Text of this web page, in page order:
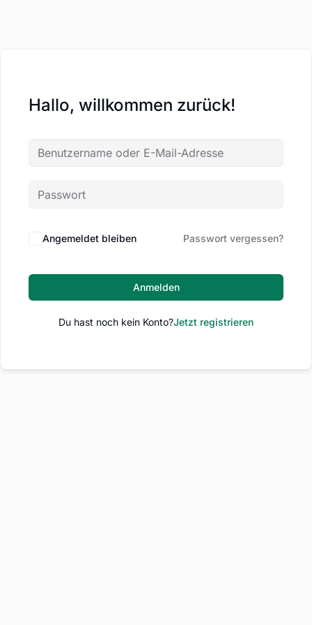
Hallo, willkommen zurück!
Angemeldet bleiben Passwort vergessen?
Anmelden
Du hast noch kein Konto?Jetzt registrieren